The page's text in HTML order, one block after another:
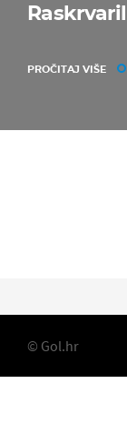
PROČITAJ VIŠE
© Gol.hr